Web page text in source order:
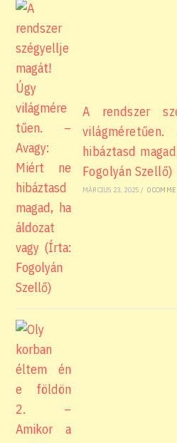
A rendszer
hibáztasd
Fogolyán Szellő)
MÁRCIUS 23, 2025 / 0